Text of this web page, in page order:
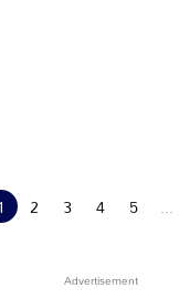
2 3 4 5 ...